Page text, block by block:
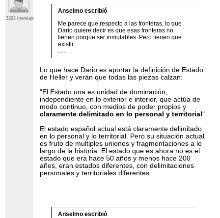
3292 mensajes
Anselmo escribió
Me parece que,respecto a las fronteras, lo que
Dario quiere decir es que esas fronteras no
tienen porque ser inmutables. Pero tienen que
existir.
.....
Lo que hace Dario es aportar la definición de Estado
de Heller y verán que todas las piezas calzan:
"El Estado una es unidad de dominación,
independiente en lo exterior e interior, que actúa de
modo continuo, con medios de poder propios y
claramente delimitado en lo personal y territorial"
El estado español actual está claramente delimitado
en lo personal y lo territorial. Pero su situación actual
es fruto de multiples uniones y fragmentaciones a lo
largo de la historia. El estado que es ahora no es el
estado que era hace 50 años y menos hace 200
años, eran estados diferentes, con delimitaciones
personales y territoriales diferentes.
Anselmo escribió